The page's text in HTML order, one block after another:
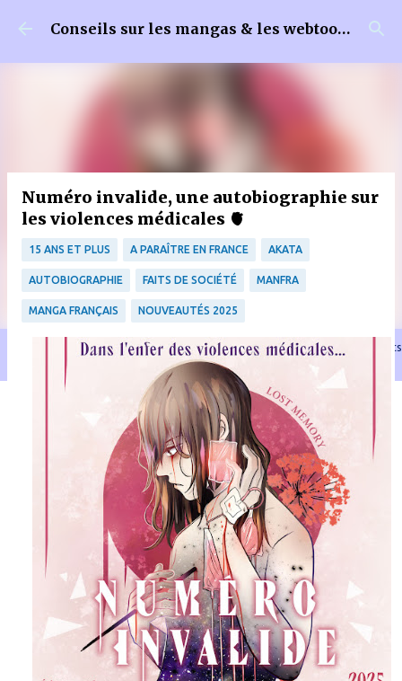
Accéder au contenu principal Conseils sur les mangas & les webtoons
🐈‍⬛ En tant que Partenaire Amazon, je réalise un bénéfice sur les achats
remplissant les conditions requises quand vous achetez sur Amazon.fr
Numéro invalide, une autobiographie sur
les violences médicales 🫀
15 ANS ET PLUS A PARAÎTRE EN FRANCE AKATA
AUTOBIOGRAPHIE FAITS DE SOCIÉTÉ MANFRA
MANGA FRANÇAIS NOUVEAUTÉS 2025